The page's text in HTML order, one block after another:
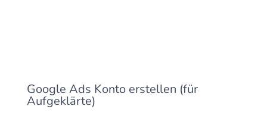
Google Ads Konto erstellen (für
Aufgeklärte)